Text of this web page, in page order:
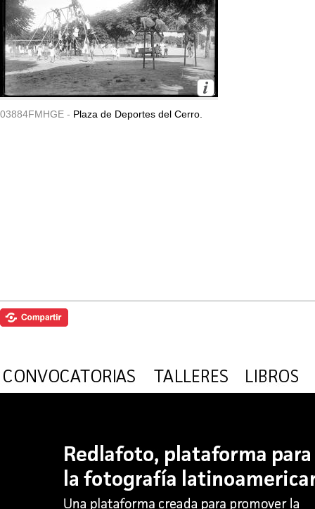
03884FMHGE - Plaza de Deportes del Cerro.